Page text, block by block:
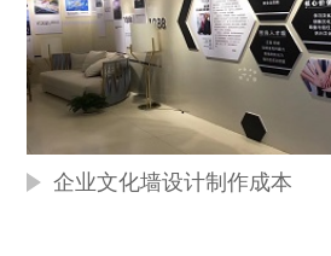
企业文化墙设计制作成本